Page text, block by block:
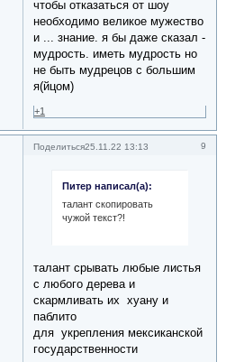
чтобы отказаться от шоу
необходимо великое мужество
и ... знание. я бы даже сказал -
мудрость. иметь мудрость но
не быть мудрецов с большим
я(йцом)
+1
Поделиться 9
25.11.22 13:13
Питер написал(а):
талант скопировать
чужой текст?!
талант срывать любые листья
с любого дерева и
скармливать их хуану и
паблито
для укрепления мексиканской
государственности